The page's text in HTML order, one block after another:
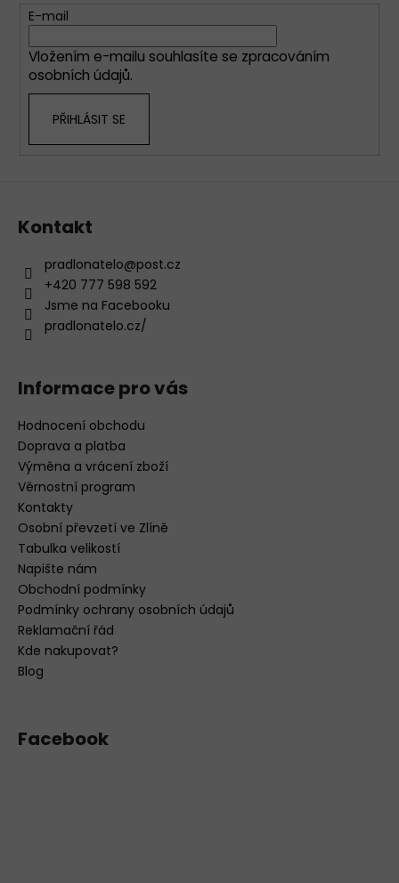
í
p
r
E-mail
Vložením e-mailu souhlasíte se zpracováním
osobních údajů.
PŘIHLÁSIT SE
Kontakt
pradlonatelo@post.cz
+420 777 598 592
Jsme na Facebooku
pradlonatelo.cz/
Informace pro vás
Hodnocení obchodu
Doprava a platba
Výměna a vrácení zboží
Věrnostní program
Kontakty
Osobní převzetí ve Zlíně
Tabulka velikostí
Napište nám
Obchodní podmínky
Podmínky ochrany osobních údajů
Reklamační řád
Kde nakupovat?
Blog
Facebook